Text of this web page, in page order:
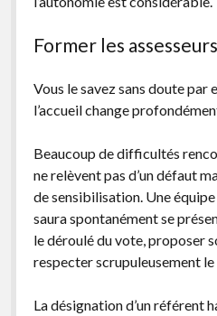
Former les assesseurs
Vous le savez sans doute par
l’accueil change
Beaucoup de difficultés
ne relèvent pas d’un défaut
de sensibilisation. Une équipe
saura spontanément se
le déroulé du vote, proposer
respecter scrupuleusement
La désignation d’un référent